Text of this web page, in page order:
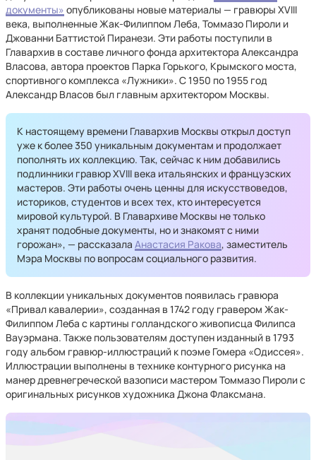
документы» опубликованы новые материалы — гравюры XVIII
века, выполненные Жак-Филиппом Леба, Томмазо Пироли и
Джованни Баттистой Пиранези. Эти работы поступили в
Главархив в составе личного фонда архитектора Александра
Власова, автора проектов Парка Горького, Крымского моста,
спортивного комплекса «Лужники». С 1950 по 1955 год
Александр Власов был главным архитектором Москвы.
К настоящему времени Главархив Москвы открыл доступ
уже к более 350 уникальным документам и продолжает
пополнять их коллекцию. Так, сейчас к ним добавились
подлинники гравюр XVIII века итальянских и французских
мастеров. Эти работы очень ценны для искусствоведов,
историков, студентов и всех тех, кто интересуется
мировой культурой. В Главархиве Москвы не только
хранят подобные документы, но и знакомят с ними
горожан», — рассказала Анастасия Ракова, заместитель
Мэра Москвы по вопросам социального развития.
В коллекции уникальных документов появилась гравюра
«Привал кавалерии», созданная в 1742 году гравером Жак-
Филиппом Леба с картины голландского живописца Филипса
Вауэрмана. Также пользователям доступен изданный в 1793
году альбом гравюр-иллюстраций к поэме Гомера «Одиссея».
Иллюстрации выполнены в технике контурного рисунка на
манер древнегреческой вазописи мастером Томмазо Пироли с
оригинальных рисунков художника Джона Флаксмана.